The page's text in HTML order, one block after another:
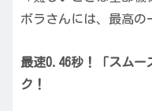
ボラさんには、最高の
最速0.46秒！「スムー
ク！